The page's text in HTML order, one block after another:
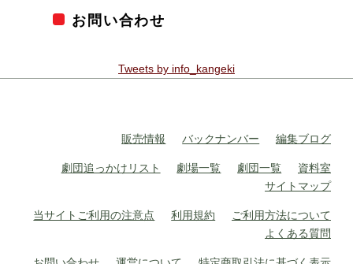
お問い合わせ
Tweets by info_kangeki
販売情報 バックナンバー 編集ブログ
劇団追っかけリスト 劇場一覧 劇団一覧
資料室
サイトマップ
当サイトご利用の注意点 利用規約
ご利用方法について
よくある質問